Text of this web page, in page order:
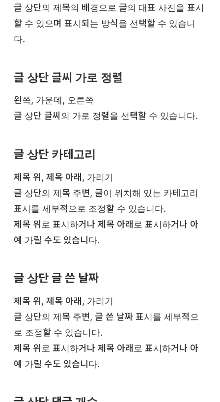
글 상단의 제목의 배경으로 글의 대표 사진을 표시
할 수 있으며 표시되는 방식을 선택할 수 있습니
다.
글 상단 글씨 가로 정렬
왼쪽, 가운데, 오른쪽
글 상단 글씨의 가로 정렬을 선택할 수 있습니다.
글 상단 카테고리
제목 위, 제목 아래, 가리기
글 상단의 제목 주변, 글이 위치해 있는 카테고리
표시를 세부적으로 조정할 수 있습니다.
제목 위로 표시하거나 제목 아래로 표시하거나 아
예 가릴 수도 있습니다.
글 상단 글 쓴 날짜
제목 위, 제목 아래, 가리기
글 상단의 제목 주변, 글 쓴 날짜 표시를 세부적으
로 조정할 수 있습니다.
제목 위로 표시하거나 제목 아래로 표시하거나 아
예 가릴 수도 있습니다.